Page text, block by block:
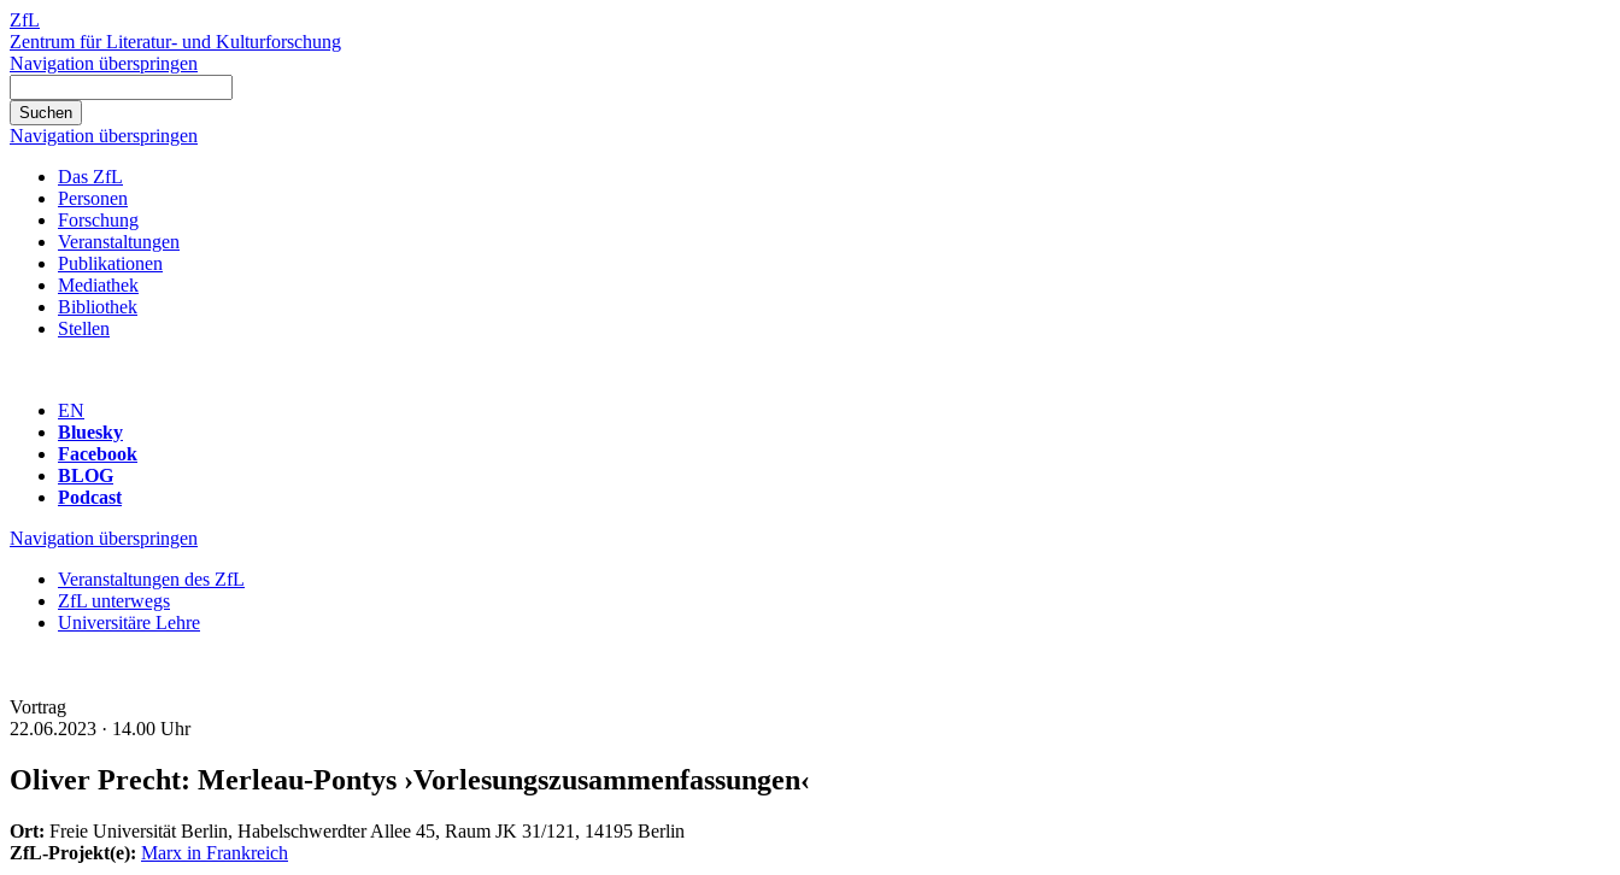
ZfL
Zentrum für Literatur- und Kulturforschung
Navigation überspringen
Navigation überspringen
Das ZfL
Personen
Forschung
Veranstaltungen
Publikationen
Mediathek
Bibliothek
Stellen
EN
Bluesky
Facebook
BLOG
Podcast
Navigation überspringen
Veranstaltungen des ZfL
ZfL unterwegs
Universitäre Lehre
Vortrag
22.06.2023 · 14.00 Uhr
Oliver Precht: Merleau-Pontys ›Vorlesungszusammenfassungen‹
Ort: Freie Universität Berlin, Habelschwerdter Allee 45, Raum JK 31/121, 14195 Berlin
ZfL-Projekt(e): Marx in Frankreich